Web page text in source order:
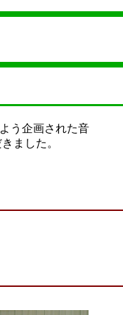
う企画された音
ました。